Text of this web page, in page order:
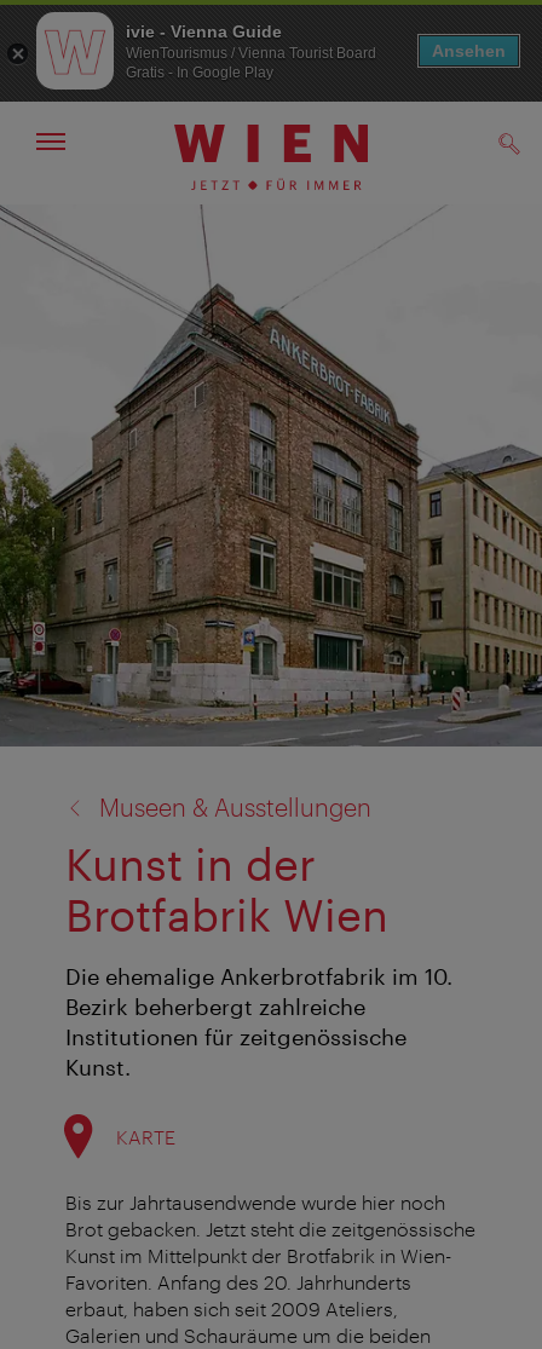
Zur
Navigation
Zum
Inhalt
Navigation
Museen & Ausstellungen
Kunst in der
Brotfabrik Wien
Die ehemalige Ankerbrotfabrik im 10.
Bezirk beherbergt zahlreiche
Institutionen für zeitgenössische
Kunst.
KARTE
Bis zur Jahrtausendwende wurde hier noch
Brot gebacken. Jetzt steht die zeitgenössische
Kunst im Mittelpunkt der Brotfabrik in Wien-
Favoriten. Anfang des 20. Jahrhunderts
erbaut, haben sich seit 2009 Ateliers,
Galerien und Schauräume um die beiden
ivie - Vienna Guide
WienTourismus / Vienna Tourist Board
Gratis - In Google Play
Ansehen